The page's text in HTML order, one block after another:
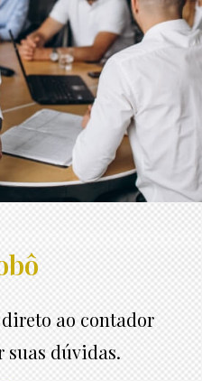
direto ao contador
suas dúvidas.